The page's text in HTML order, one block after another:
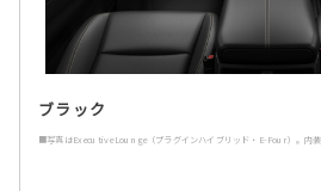
ブラック
■写真はExecutive Lounge（プラグインハイブリッド・E-Four）。内装